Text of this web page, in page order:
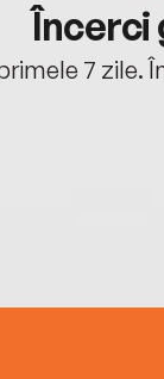
Încerci
7 zile.